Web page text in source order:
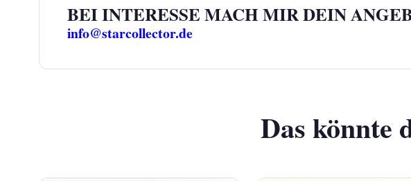
BEI INTERESSE MACH MIR DEIN
info@starcollector.de
Das könnte